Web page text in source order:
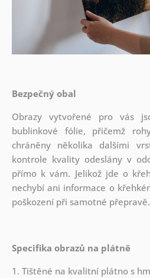
Bezpečný obal
Obrazy vytvořené pro vás
bublinkové fólie, přičemž
chráněny několika dalšími
kontrole kvality odeslány v
přímo k vám. Jelikož jde o
nechybí ani informace o
poškození při samotné přepravě.
Specifika obrazů na plátně
1. Tištěné na kvalitní plátno s